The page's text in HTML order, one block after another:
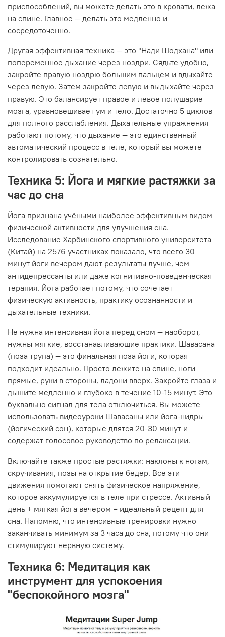
приспособлений, вы можете делать это в кровати, лежа
на спине. Главное — делать это медленно и
сосредоточенно.
Другая эффективная техника — это "Нади Шодхана" или
попеременное дыхание через ноздри. Сядьте удобно,
закройте правую ноздрю большим пальцем и вдыхайте
через левую. Затем закройте левую и выдыхайте через
правую. Это балансирует правое и левое полушарие
мозга, уравновешивает ум и тело. Достаточно 5 циклов
для полного расслабления. Дыхательные упражнения
работают потому, что дыхание — это единственный
автоматический процесс в теле, который вы можете
контролировать сознательно.
Техника 5: Йога и мягкие растяжки за
час до сна
Йога признана учёными наиболее эффективным видом
физической активности для улучшения сна.
Исследование Харбинского спортивного университета
(Китай) на 2576 участниках показало, что всего 30
минут йоги вечером дают результаты лучше, чем
антидепрессанты или даже когнитивно-поведенческая
терапия. Йога работает потому, что сочетает
физическую активность, практику осознанности и
дыхательные техники.
Не нужна интенсивная йога перед сном — наоборот,
нужны мягкие, восстанавливающие практики. Шавасана
(поза трупа) — это финальная поза йоги, которая
подходит идеально. Просто лежите на спине, ноги
прямые, руки в стороны, ладони вверх. Закройте глаза и
дышите медленно и глубоко в течение 10-15 минут. Это
буквально сигнал для тела отключиться. Вы можете
использовать видеоуроки Шавасаны или йога-нидры
(йогический сон), которые длятся 20-30 минут и
содержат голосовое руководство по релаксации.
Включайте также простые растяжки: наклоны к ногам,
скручивания, позы на открытие бедер. Все эти
движения помогают снять физическое напряжение,
которое аккумулируется в теле при стрессе. Активный
день + мягкая йога вечером = идеальный рецепт для
сна. Напомню, что интенсивные тренировки нужно
заканчивать минимум за 3 часа до сна, потому что они
стимулируют нервную систему.
Техника 6: Медитация как
инструмент для успокоения
"беспокойного мозга"